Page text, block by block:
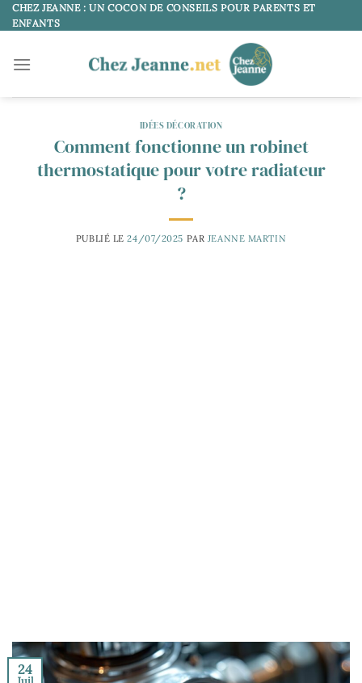
Passer
au
CHEZ JEANNE : UN COCON DE CONSEILS POUR PARENTS ET
ENFANTS
IDÉES DÉCORATION
Comment fonctionne un robinet
thermostatique pour votre radiateur
?
PUBLIÉ LE24/07/2025 PAR JEANNE MARTIN
24